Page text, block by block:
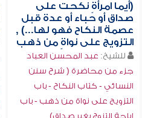
(أيما امرأةٍ نكحت على
صداق أو حباء أو عدة قبل
عصمة النكاح فهو لها...) ,
التزويج على نواةٍ من ذهب
للشيخ: عبد المحسن العباد
جزء من محاضرة ( شرح سنن
النسائي - كتاب النكاح - باب
التزويج على نواة من ذهب - باب
إباحة التزوج بغير صداق)